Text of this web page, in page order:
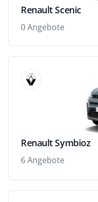
Renault Scenic
0 Angebote
Renault Symbioz
6 Angebote